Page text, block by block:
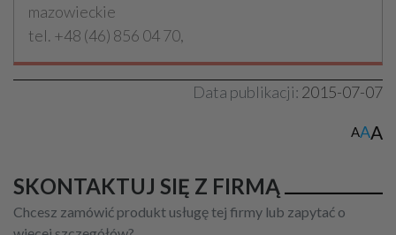
mazowieckie
tel. +48 (46) 856 04 70,
Data publikacji: 2015-07-07
AAA
SKONTAKTUJ SIĘ Z FIRMĄ
Chcesz zamówić produkt usługę tej firmy lub zapytać o